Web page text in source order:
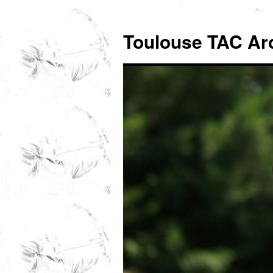
Toulouse TAC